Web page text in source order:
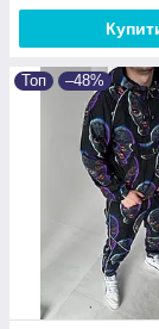
Топ –48%